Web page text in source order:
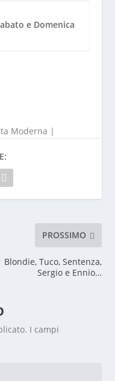
e Domenica
Moderna |
PROSSIMO
Blondie, Tuco, Sentenza,
Sergio e Ennio…
I campi